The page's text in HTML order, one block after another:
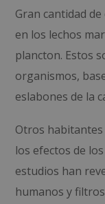
Gran cantidad
en los lechos
plancton. Estos
organismos,
eslabones de la
Otros
los efectos de los
estudios han
humanos y